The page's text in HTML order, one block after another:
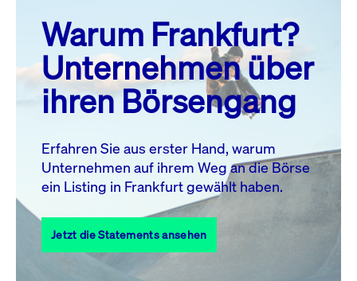
MO. DI. MI. DO. FR. SA. SO.
1
2
3
4 5 6 7 8
10 11 13 14
17
18 19 20 21 22
23
27 28
31
Warum Frankfurt?
Unternehmen über
ihren Börsengang
Erfahren Sie aus erster Hand, warum
Unternehmen auf ihrem Weg an die Börse
ein Listing in Frankfurt gewählt haben.
Jetzt die Statements ansehen